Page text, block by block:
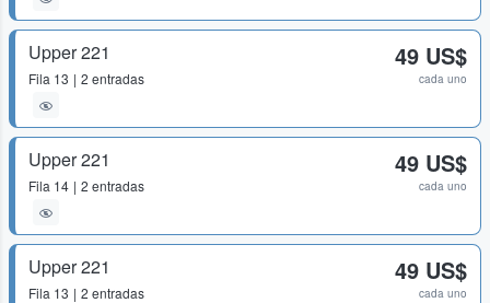
Upper 221
Fila 13 2 entradas
49 US$
cada uno
Upper 221
Fila 14 2 entradas
49 US$
cada uno
Upper 221
Fila 13 2 entradas
49 US$
cada uno